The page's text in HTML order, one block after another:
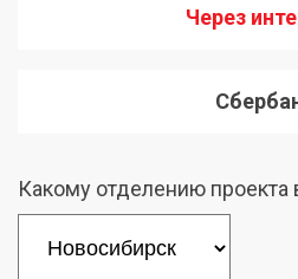
Через
Какому отделению проекта